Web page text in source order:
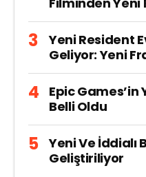
Yeni Resident
Geliyor: Yeni
Epic Games’in
Belli Oldu
Yeni Ve İddialı
Geliştiriliyor